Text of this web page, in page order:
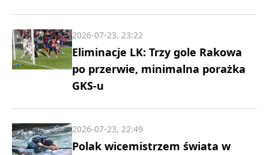
Eliminacje LK: Trzy gole Rakowa
po przerwie, minimalna porażka
GKS-u
2026-07-23, 23:22
Polak wicemistrzem świata w
2026-07-23, 22:49